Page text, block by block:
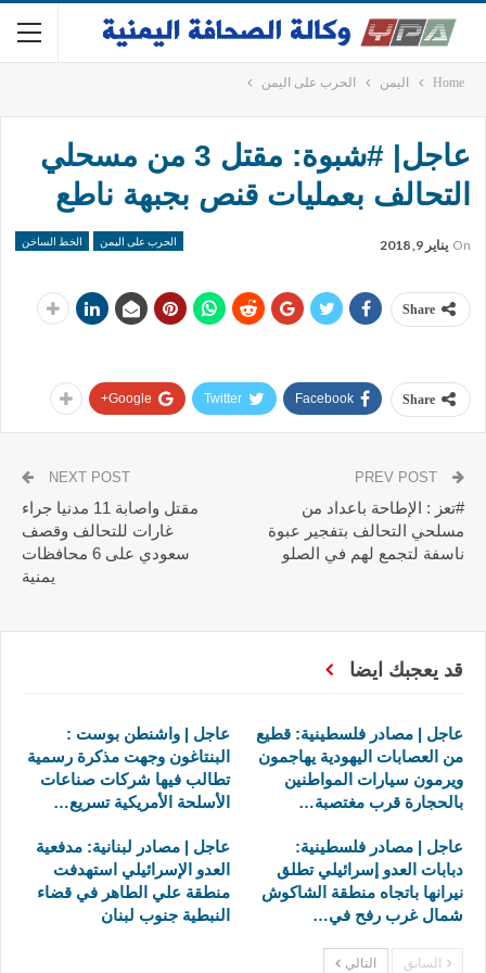
Home اليمن الحرب على اليمن
عاجل| #شبوة: مقتل 3 من مسحلي
التحالف بعمليات قنص بجبهة ناطع
الحرب على اليمن الخط الساخن On يناير 9, 2018
Share
Share
Facebook
Twitter
Google+
#تعز : الإطاحة باعداد من
مسلحي التحالف بتفجير عبوة
ناسفة لتجمع لهم في الصلو
NEXT POST
مقتل واصابة 11 مدنيا جراء
غارات للتحالف وقصف
سعودي على 6 محافظات
يمنية
قد يعجبك ايضا
عاجل | مصادر فلسطينية: قطيع
من العصابات اليهودية يهاجمون
ويرمون سيارات المواطنين
بالحجارة قرب مغتصبة…
عاجل | واشنطن بوست :
البنتاغون وجهت مذكرة رسمية
تطالب فيها شركات صناعات
الأسلحة الأمريكية تسريع…
عاجل | مصادر فلسطينية:
دبابات العدو إسرائيلي تطلق
نيرانها باتجاه منطقة الشاكوش
شمال غرب رفح في…
عاجل | مصادر لبنانية: مدفعية
العدو الإسرائيلي استهدفت
منطقة علي الطاهر في قضاء
النبطية جنوب لبنان
السابق التالي